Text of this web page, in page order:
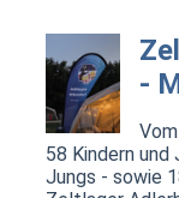
-
58 Kindern
Jungs - sowie